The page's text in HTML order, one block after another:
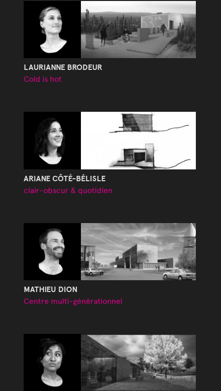
LAURIANNE BRODEUR
Cold is hot
ARIANE CÔTÉ-BÉLISLE
clair-obscur & quotidien
MATHIEU DION
Centre multi-générationnel